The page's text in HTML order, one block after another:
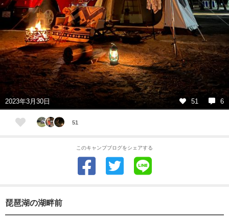
2023年3月30日 51 6
51
このキャンプブログをシェアする
琵琶湖の湖畔前